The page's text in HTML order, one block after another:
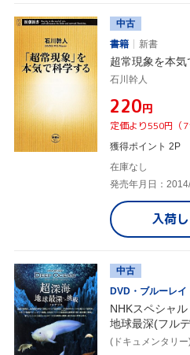
中古
書籍
新書
超常現象を本
石川幹人
¥220円
定価より550円（
獲得ポイント 2P
在庫なし
発売年月日：
入荷
中古
DVD・ブルーレイ
NHKスペシャ
地球最深(フル
(ドキュメンタリ